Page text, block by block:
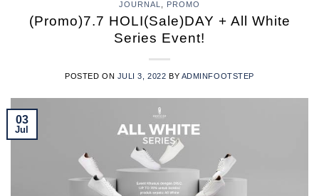
JOURNAL PROMO
(Promo)7.7 HOLI(Sale)DAY + All White
Series Event!
POSTED ON JULI 3, 2022 BY ADMINFOOTSTEP
03
Jul